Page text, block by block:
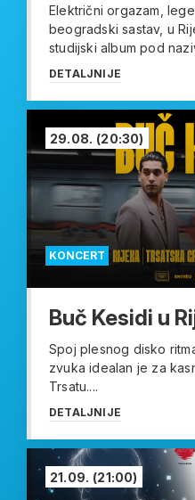
Električni orgazam,
beogradski sastav, u
studijski album pod
DETALJNIJE
KONCERT
29.08. (20:30)
Buč Kesidi u
Spoj plesnog disko
zvuka idealan je za
Trsatu....
DETALJNIJE
21.09. (21:00)